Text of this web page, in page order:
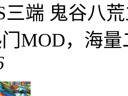
三端 鬼谷八
门MOD，海